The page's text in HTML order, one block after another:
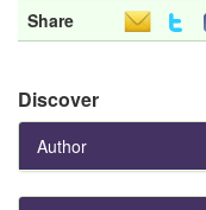
Share
Discover
Author